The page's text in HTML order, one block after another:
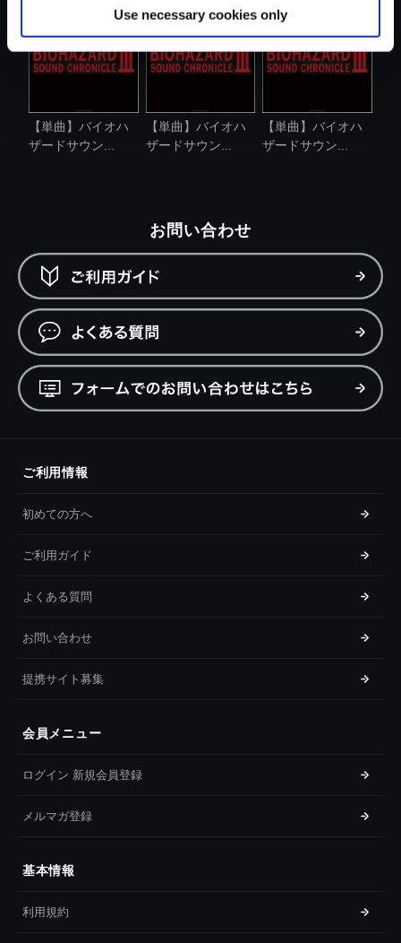
Use necessary cookies only
【単曲】バイオハ
ザードサウン...
【単曲】バイオハ
ザードサウン...
【単曲】バイオハ
ザードサウン...
お問い合わせ
ご利用情報
初めての方へ
ご利用ガイド
よくある質問
お問い合わせ
提携サイト募集
会員メニュー
ログイン 新規会員登録
メルマガ登録
基本情報
利用規約